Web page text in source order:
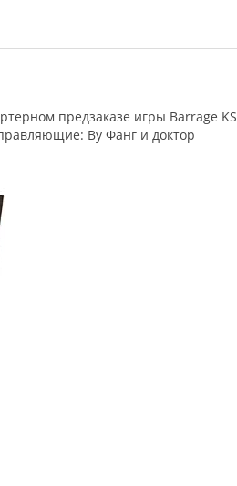
предзаказе игры Barrage KS
Ву Фанг и доктор